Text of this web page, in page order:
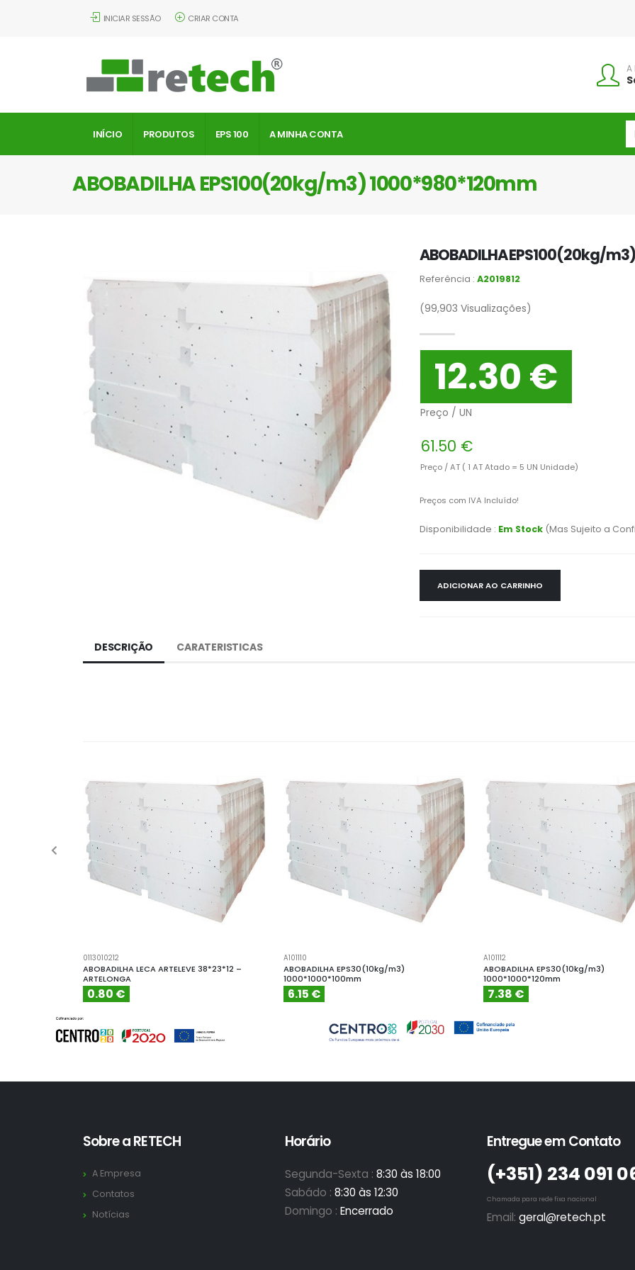
INICIAR SESSÃO CRIAR CONTA
A
INÍCIO PRODUTOS EPS 100 A MINHA CONTA
ABOBADILHA EPS100(20kg/m3) 1000*980*120mm
ABOBADILHA EPS100(20kg/
Referência : A2019812
(99,903 Visualizações)
12.30 €
Preço / UN
61.50 €
Preço / AT ( 1 AT Atado = 5 UN Unidade)
Preços com IVA Incluído!
Disponibilidade : Em Stock (Mas Sujeito a
ADICIONAR AO CARRINHO
DESCRIÇÃO CARATERISTICAS
0113010212
ABOBADILHA LECA ARTELEVE 38*23*12 –
ARTELONGA
0.80 €
A101110
ABOBADILHA EPS30(10kg/m3)
1000*1000*100mm
6.15 €
A101112
ABOBADILHA EPS30(10kg/m3)
1000*1000*120mm
7.38 €
Sobre a RETECH
A Empresa
Contatos
Notícias
Horário
Segunda-Sexta : 8:30 às 18:00
Sabádo : 8:30 às 12:30
Domingo : Encerrado
Entregue em Contato
(+351)­ 234 091
Chamada para rede fixa nacional
Email: geral@retech.pt